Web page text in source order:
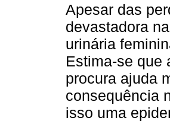
Apesar das
devastadora
urinária
Estima-se que
procura ajuda
consequência
isso uma